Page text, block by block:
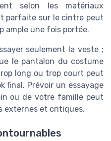
selon les matériaux
parfaite sur le cintre peut
ample une fois portée.
seulement la veste ;
le pantalon du costume
long ou trop court peut
final. Prévoir un essayage
ou de votre famille peut
externes et critiques.